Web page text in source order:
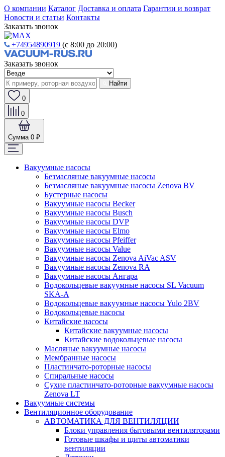
О компании Каталог Доставка и оплата Гарантии и возврат
Новости и статьи Контакты
Заказать звонок
+74954890919 (с 8:00 до 20:00)
Заказать звонок
Найти
0
0
Сумма 0 ₽
Вакуумные насосы
Безмасляные вакуумные насосы
Безмасляные вакуумные насосы Zenova BV
Бустерные насосы
Вакуумные насосы Becker
Вакуумные насосы Busch
Вакуумные насосы DVP
Вакуумные насосы Elmo
Вакуумные насосы Pfeiffer
Вакуумные насосы Value
Вакуумные насосы Zenova AiVac ASV
Вакуумные насосы Zenova RA
Вакуумные насосы Ангара
Водокольцевые вакуумные насосы SL Vacuum
SKA-A
Водокольцевые вакуумные насосы Yulo 2BV
Водокольцевые насосы
Китайские насосы
Китайские вакуумные насосы
Китайские водокольцевые насосы
Масляные вакуумные насосы
Мембранные насосы
Пластинчато-роторные насосы
Спиральные насосы
Сухие пластинчато-роторные вакуумные насосы
Zenova LT
Вакуумные системы
Вентиляционное оборудование
АВТОМАТИКА ДЛЯ ВЕНТИЛЯЦИИ
Блоки управления бытовыми вентиляторами
Готовые шкафы и щиты автоматики
вентиляции